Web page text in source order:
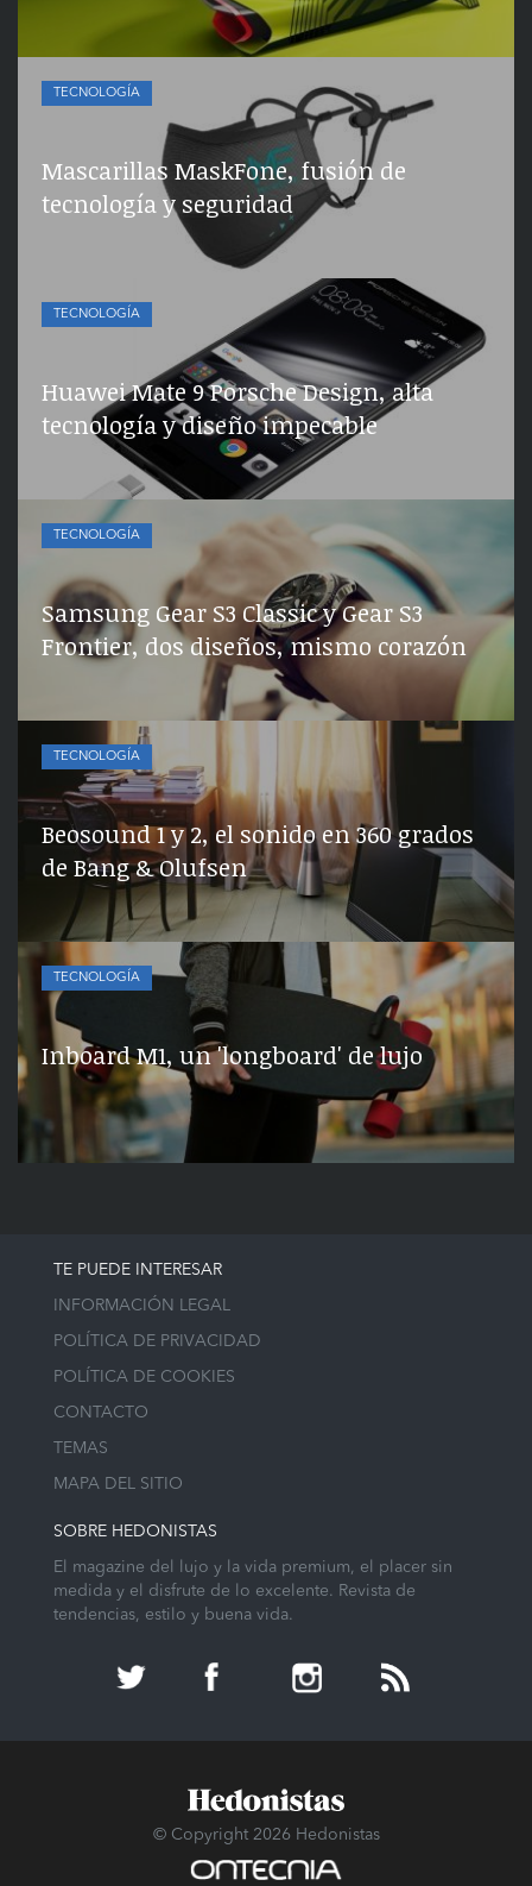
TECNOLOGÍA
Mascarillas MaskFone, fusión de
tecnología y seguridad
TECNOLOGÍA
Huawei Mate 9 Porsche Design, alta
tecnología y diseño impecable
TECNOLOGÍA
Samsung Gear S3 Classic y Gear S3
Frontier, dos diseños, mismo corazón
TECNOLOGÍA
Beosound 1 y 2, el sonido en 360 grados
de Bang & Olufsen
TECNOLOGÍA
Inboard M1, un 'longboard' de lujo
TE PUEDE INTERESAR
INFORMACIÓN LEGAL
POLÍTICA DE PRIVACIDAD
POLÍTICA DE COOKIES
CONTACTO
TEMAS
MAPA DEL SITIO
SOBRE HEDONISTAS
El magazine del lujo y la vida premium, el placer sin
medida y el disfrute de lo excelente. Revista de
tendencias, estilo y buena vida.
© Copyright 2026 Hedonistas